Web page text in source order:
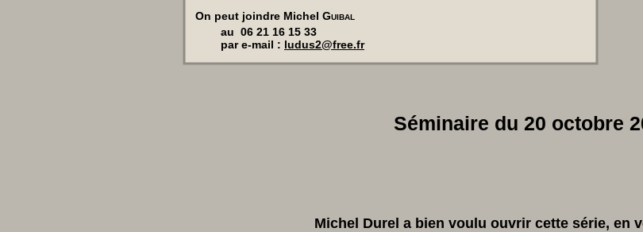
Séminaire du 20 octobre
Michel Durel a bien voulu ouvrir cette série, en
On peut joindre Michel Guibal
au 06 21 16 15 33
par e-mail : ludus2@free.fr